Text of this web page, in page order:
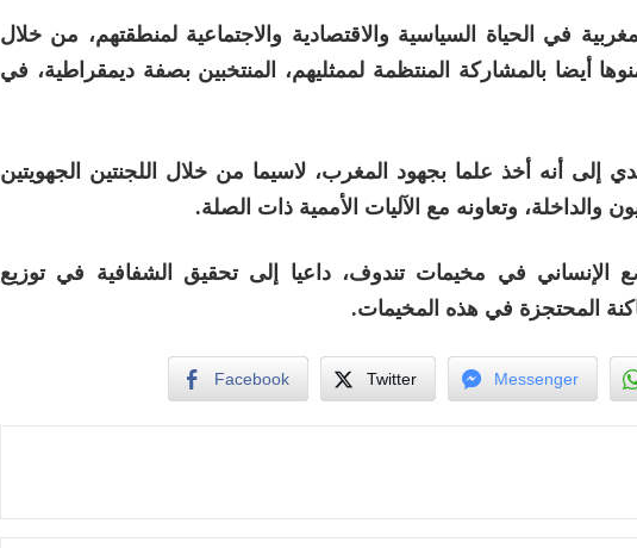
في الحياة السياسية والاقتصادية والاجتماعية لمنطقتهم، من خلال
أيضا بالمشاركة المنتظمة لممثليهم، المنتخبين بصفة ديمقراطية، في
إلى أنه أخذ علما بجهود المغرب، لاسيما من خلال اللجنتين الجهويتين
وتعاونه مع الآليات الأممية ذات الصلة.
الإنساني في مخيمات تندوف، داعيا إلى تحقيق الشفافية في توزيع
المحتجزة في هذه المخيمات.
Facebook Twitter Messenger